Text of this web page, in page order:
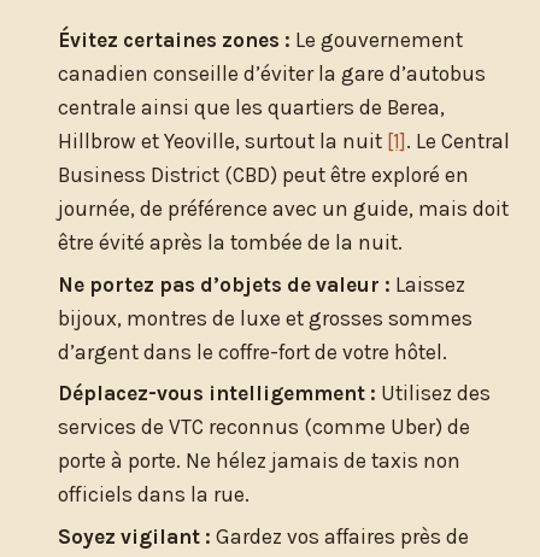
Évitez certaines zones : Le gouvernement
canadien conseille d’éviter la gare d’autobus
centrale ainsi que les quartiers de Berea,
Hillbrow et Yeoville, surtout la nuit [1]. Le Central
Business District (CBD) peut être exploré en
journée, de préférence avec un guide, mais doit
être évité après la tombée de la nuit.
Ne portez pas d’objets de valeur : Laissez
bijoux, montres de luxe et grosses sommes
d’argent dans le coffre-fort de votre hôtel.
Déplacez-vous intelligemment : Utilisez des
services de VTC reconnus (comme Uber) de
porte à porte. Ne hélez jamais de taxis non
officiels dans la rue.
Soyez vigilant : Gardez vos affaires près de